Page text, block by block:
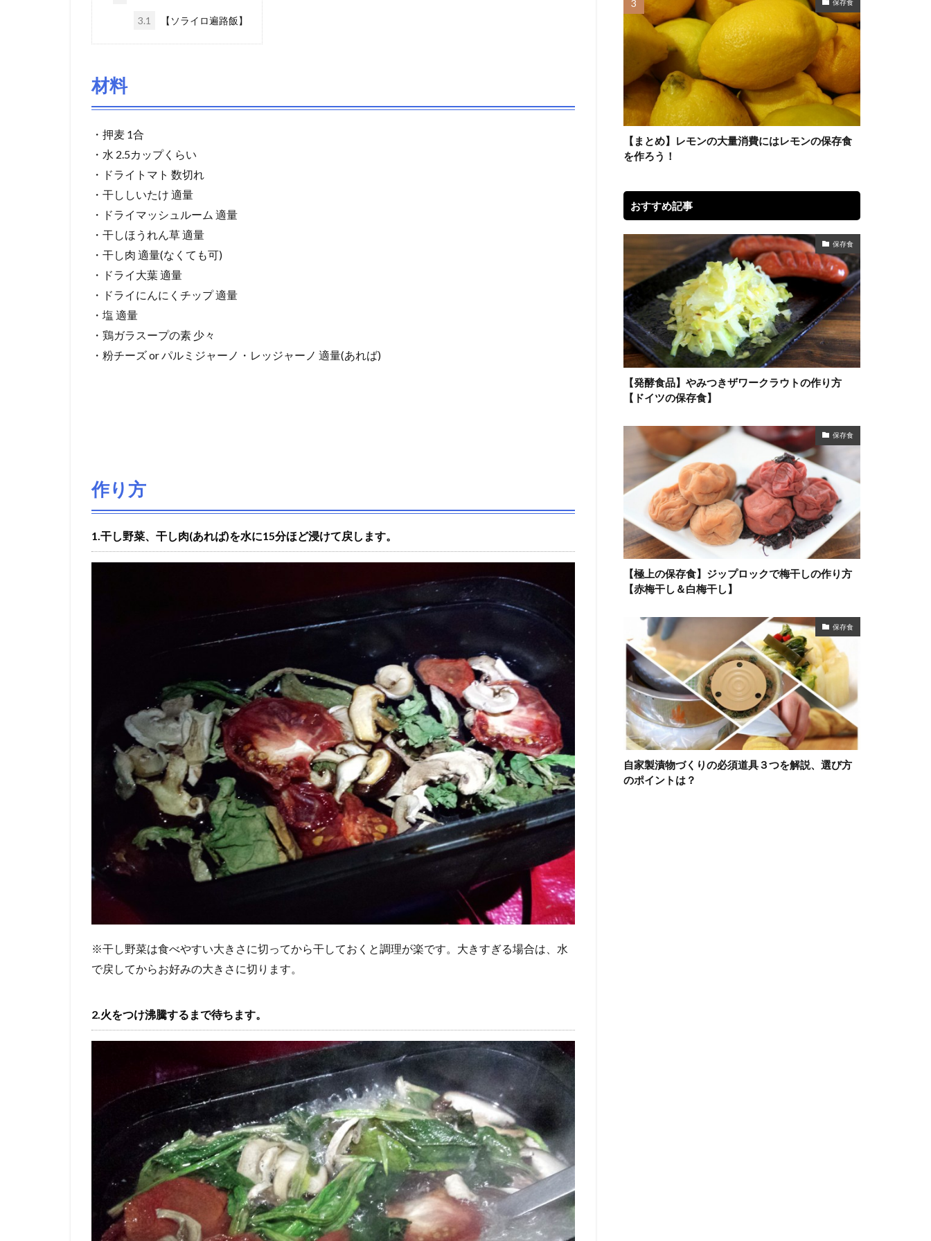
3.1 【ソライロ遍路飯】
材料
・押麦 1合
・水 2.5カップくらい
・ドライトマト 数切れ
・干ししいたけ 適量
・ドライマッシュルーム 適量
・干しほうれん草 適量
・干し肉 適量(なくても可)
・ドライ大葉 適量
・ドライにんにくチップ 適量
・塩 適量
・鶏ガラスープの素 少々
・粉チーズ or パルミジャーノ・レッジャーノ 適量(あれば)
作り方
1.干し野菜、干し肉(あれば)を水に15分ほど浸けて戻します。
※干し野菜は食べやすい大きさに切ってから干しておくと調理が楽です。大きすぎる場合は、水
で戻してからお好みの大きさに切ります。
2.火をつけ沸騰するまで待ちます。
保存食
【まとめ】レモンの大量消費にはレモンの保存食
を作ろう！
おすすめ記事
保存食
【発酵食品】やみつきザワークラウトの作り方
【ドイツの保存食】
保存食
【極上の保存食】ジップロックで梅干しの作り方
【赤梅干し＆白梅干し】
保存食
自家製漬物づくりの必須道具３つを解説、選び方
のポイントは？